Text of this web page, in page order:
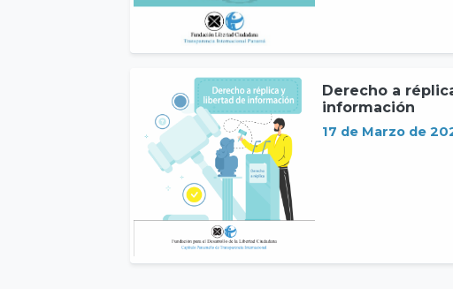
Derecho a
información
17 de Marzo de